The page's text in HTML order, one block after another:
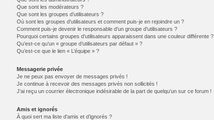
Que sont les modérateurs ?
Que sont les groupes d’utilisateurs ?
Où sont les groupes d’utilisateurs et comment puis-je en rejoindre un ?
Comment puis-je devenir le responsable d’un groupe d’utilisateurs ?
Pourquoi certains groupes d’utilisateurs apparaissent dans une couleur différente ?
Qu’est-ce qu’un « groupe d’utilisateurs par défaut » ?
Qu’est-ce que le lien « L’équipe » ?
Messagerie privée
Je ne peux pas envoyer de messages privés !
Je continue à recevoir des messages privés non sollicités !
J’ai reçu un courrier électronique indésirable de la part de quelqu’un sur ce forum !
Amis et ignorés
À quoi sert ma liste d’amis et d’ignorés ?